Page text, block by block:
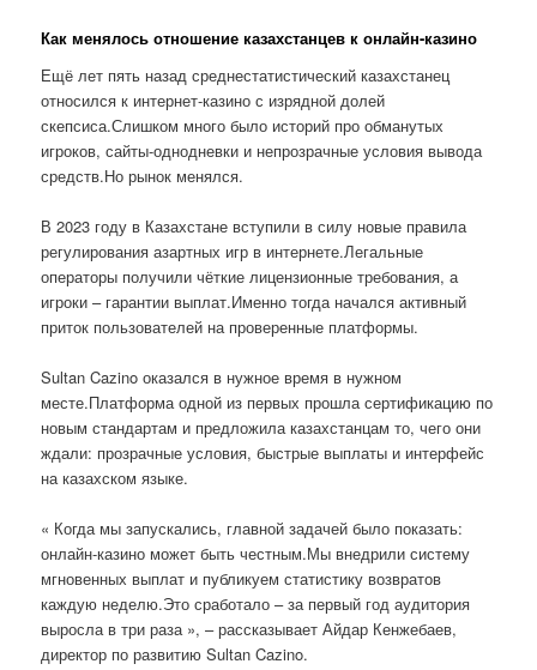
Как менялось отношение казахстанцев к онлайн-казино
Ещё лет пять назад среднестатистический казахстанец
относился к интернет-казино с изрядной долей
скепсиса.Слишком много было историй про обманутых
игроков, сайты-однодневки и непрозрачные условия вывода
средств.Но рынок менялся.
В 2023 году в Казахстане вступили в силу новые правила
регулирования азартных игр в интернете.Легальные
операторы получили чёткие лицензионные требования, а
игроки – гарантии выплат.Именно тогда начался активный
приток пользователей на проверенные платформы.
Sultan Cazino оказался в нужное время в нужном
месте.Платформа одной из первых прошла сертификацию по
новым стандартам и предложила казахстанцам то, чего они
ждали: прозрачные условия, быстрые выплаты и интерфейс
на казахском языке.
« Когда мы запускались, главной задачей было показать:
онлайн-казино может быть честным.Мы внедрили систему
мгновенных выплат и публикуем статистику возвратов
каждую неделю.Это сработало – за первый год аудитория
выросла в три раза », – рассказывает Айдар Кенжебаев,
директор по развитию Sultan Cazino.